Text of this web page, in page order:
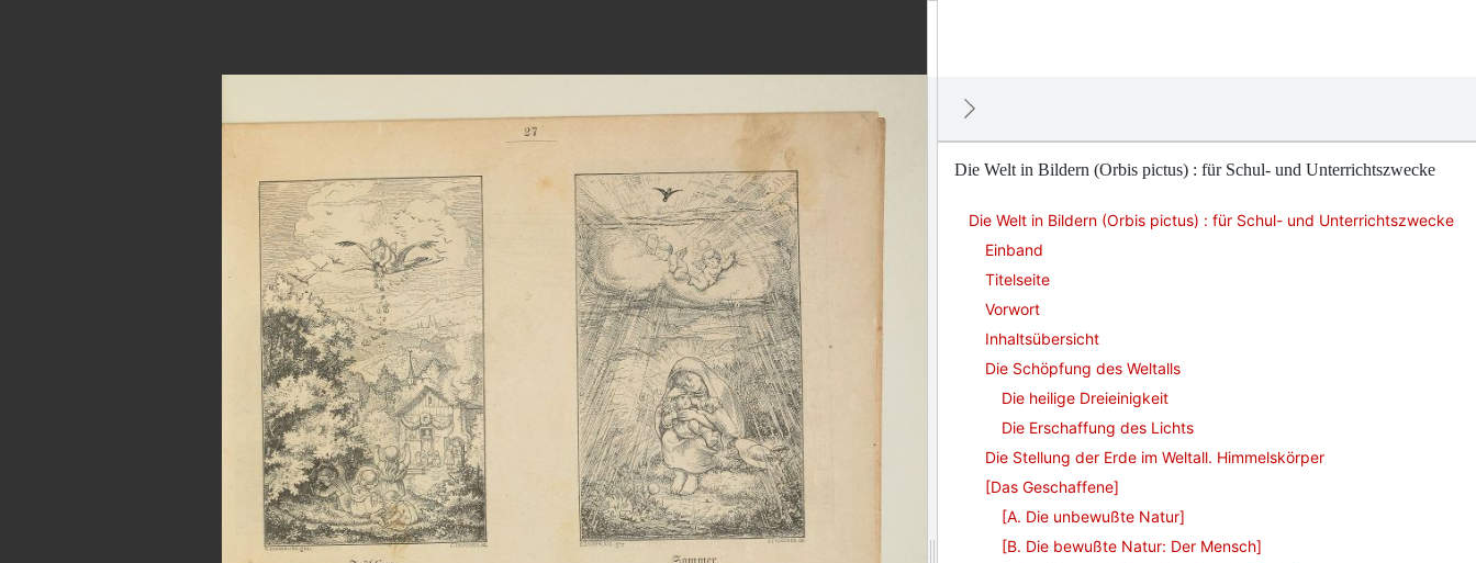
Die Welt in Bildern (Orbis pictus) : für Schul- und Unterrichtszwecke
Die Welt in Bildern (Orbis pictus) : für Schul- und Unterrichtszwecke
Einband
Titelseite
Vorwort
Inhaltsübersicht
Die Schöpfung des Weltalls
Die heilige Dreieinigkeit
Die Erschaffung des Lichts
Die Stellung der Erde im Weltall. Himmelskörper
[Das Geschaffene]
[A. Die unbewußte Natur]
[B. Die bewußte Natur: Der Mensch]